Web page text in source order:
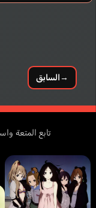
→السابق
تابع المتعة